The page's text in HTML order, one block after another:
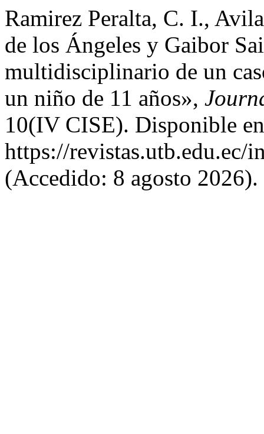
Ramirez Peralta, C. I.,
de los Ángeles y Gaibor
multidisciplinario de un
un niño de 11 años»,
10(IV CISE). Disponible
https://revistas.utb.edu.ec/
(Accedido: 8 agosto 2026).